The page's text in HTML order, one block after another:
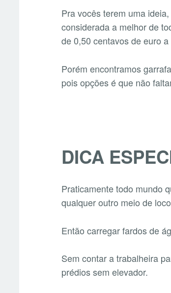
Pra vocês terem uma
considerada a melhor de
de 0,50 centavos de euro
Porém encontramos
pois opções é que não
DICA
Praticamente todo mundo
qualquer outro meio de
Então carregar fardos de
Sem contar a trabalheira
prédios sem elevador.